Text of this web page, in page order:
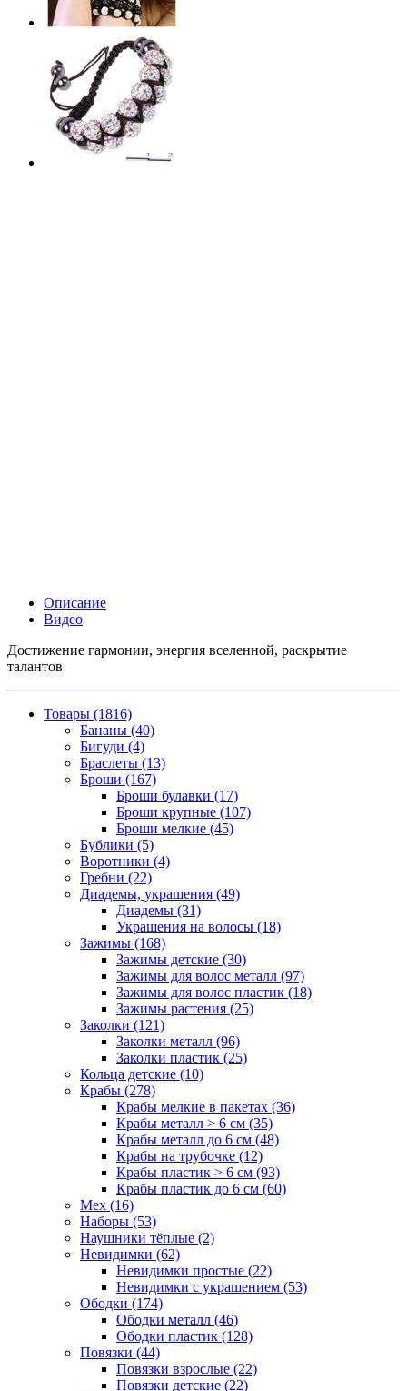
Описание
Видео
Достижение гармонии, энергия вселенной, раскрытие
талантов
Товары (1816)
Бананы (40)
Бигуди (4)
Браслеты (13)
Броши (167)
Броши булавки (17)
Броши крупные (107)
Броши мелкие (45)
Бублики (5)
Воротники (4)
Гребни (22)
Диадемы, украшения (49)
Диадемы (31)
Украшения на волосы (18)
Зажимы (168)
Зажимы детские (30)
Зажимы для волос металл (97)
Зажимы для волос пластик (18)
Зажимы растения (25)
Заколки (121)
Заколки металл (96)
Заколки пластик (25)
Кольца детские (10)
Крабы (278)
Крабы мелкие в пакетах (36)
Крабы металл > 6 см (35)
Крабы металл до 6 см (48)
Крабы на трубочке (12)
Крабы пластик > 6 см (93)
Крабы пластик до 6 см (60)
Мех (16)
Наборы (53)
Наушники тёплые (2)
Невидимки (62)
Невидимки простые (22)
Невидимки с украшением (53)
Ободки (174)
Ободки металл (46)
Ободки пластик (128)
Повязки (44)
Повязки взрослые (22)
Повязки детские (22)